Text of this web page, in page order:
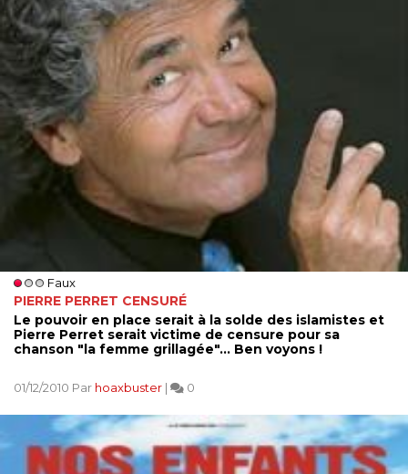
Faux
PIERRE PERRET CENSURÉ
Le pouvoir en place serait à la solde des islamistes et
Pierre Perret serait victime de censure pour sa
chanson "la femme grillagée"... Ben voyons !
01/12/2010 Par hoaxbuster | 0